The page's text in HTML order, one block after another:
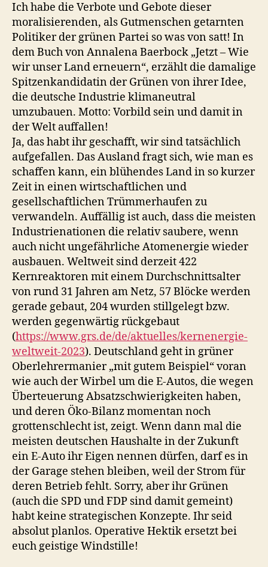
Ich habe die Verbote und Gebote dieser
moralisierenden, als Gutmenschen getarnten
Politiker der grünen Partei so was von satt! In
dem Buch von Annalena Baerbock „Jetzt – Wie
wir unser Land erneuern“, erzählt die damalige
Spitzenkandidatin der Grünen von ihrer Idee,
die deutsche Industrie klimaneutral
umzubauen. Motto: Vorbild sein und damit in
der Welt auffallen!
Ja, das habt ihr geschafft, wir sind tatsächlich
aufgefallen. Das Ausland fragt sich, wie man es
schaffen kann, ein blühendes Land in so kurzer
Zeit in einen wirtschaftlichen und
gesellschaftlichen Trümmerhaufen zu
verwandeln. Auffällig ist auch, dass die meisten
Industrienationen die relativ saubere, wenn
auch nicht ungefährliche Atomenergie wieder
ausbauen. Weltweit sind derzeit 422
Kernreaktoren mit einem Durchschnittsalter
von rund 31 Jahren am Netz, 57 Blöcke werden
gerade gebaut, 204 wurden stillgelegt bzw.
werden gegenwärtig rückgebaut
(https://www.grs.de/de/aktuelles/kernenergie-
weltweit-2023). Deutschland geht in grüner
Oberlehrermanier „mit gutem Beispiel“ voran
wie auch der Wirbel um die E-Autos, die wegen
Überteuerung Absatzschwierigkeiten haben,
und deren Öko-Bilanz momentan noch
grottenschlecht ist, zeigt. Wenn dann mal die
meisten deutschen Haushalte in der Zukunft
ein E-Auto ihr Eigen nennen dürfen, darf es in
der Garage stehen bleiben, weil der Strom für
deren Betrieb fehlt. Sorry, aber ihr Grünen
(auch die SPD und FDP sind damit gemeint)
habt keine strategischen Konzepte. Ihr seid
absolut planlos. Operative Hektik ersetzt bei
euch geistige Windstille!